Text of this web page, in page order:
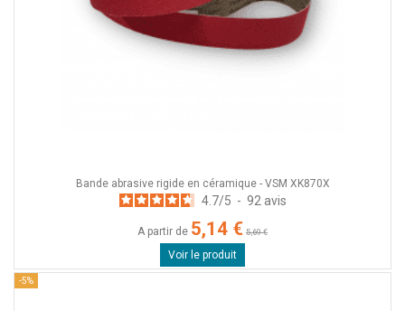
Bande abrasive rigide en céramique - VSM XK870X
4.7/5 - 92 avis
A partir de 5,14 € 5,69 €
Voir le produit
-5%